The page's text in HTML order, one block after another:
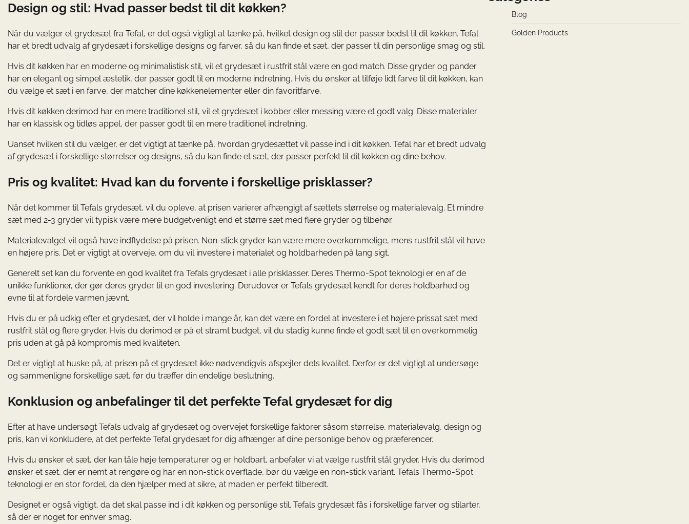
Design og stil: Hvad passer bedst til dit køkken?
Når du vælger et grydesæt fra Tefal, er det også vigtigt at tænke på, hvilket design og stil der passer bedst til dit køkken. Tefal
har et bredt udvalg af grydesæt i forskellige designs og farver, så du kan finde et sæt, der passer til din personlige smag og stil.
Hvis dit køkken har en moderne og minimalistisk stil, vil et grydesæt i rustfrit stål være en god match. Disse gryder og pander
har en elegant og simpel æstetik, der passer godt til en moderne indretning. Hvis du ønsker at tilføje lidt farve til dit køkken, kan
du vælge et sæt i en farve, der matcher dine køkkenelementer eller din favoritfarve.
Hvis dit køkken derimod har en mere traditionel stil, vil et grydesæt i kobber eller messing være et godt valg. Disse materialer
har en klassisk og tidløs appel, der passer godt til en mere traditionel indretning.
Uanset hvilken stil du vælger, er det vigtigt at tænke på, hvordan grydesættet vil passe ind i dit køkken. Tefal har et bredt udvalg
af grydesæt i forskellige størrelser og designs, så du kan finde et sæt, der passer perfekt til dit køkken og dine behov.
Pris og kvalitet: Hvad kan du forvente i forskellige prisklasser?
Når det kommer til Tefals grydesæt, vil du opleve, at prisen varierer afhængigt af sættets størrelse og materialevalg. Et mindre
sæt med 2-3 gryder vil typisk være mere budgetvenligt end et større sæt med flere gryder og tilbehør.
Materialevalget vil også have indflydelse på prisen. Non-stick gryder kan være mere overkommelige, mens rustfrit stål vil have
en højere pris. Det er vigtigt at overveje, om du vil investere i materialet og holdbarheden på lang sigt.
Generelt set kan du forvente en god kvalitet fra Tefals grydesæt i alle prisklasser. Deres Thermo-Spot teknologi er en af de
unikke funktioner, der gør deres gryder til en god investering. Derudover er Tefals grydesæt kendt for deres holdbarhed og
evne til at fordele varmen jævnt.
Hvis du er på udkig efter et grydesæt, der vil holde i mange år, kan det være en fordel at investere i et højere prissat sæt med
rustfrit stål og flere gryder. Hvis du derimod er på et stramt budget, vil du stadig kunne finde et godt sæt til en overkommelig
pris uden at gå på kompromis med kvaliteten.
Det er vigtigt at huske på, at prisen på et grydesæt ikke nødvendigvis afspejler dets kvalitet. Derfor er det vigtigt at undersøge
og sammenligne forskellige sæt, før du træffer din endelige beslutning.
Konklusion og anbefalinger til det perfekte Tefal grydesæt for dig
Efter at have undersøgt Tefals udvalg af grydesæt og overvejet forskellige faktorer såsom størrelse, materialevalg, design og
pris, kan vi konkludere, at det perfekte Tefal grydesæt for dig afhænger af dine personlige behov og præferencer.
Hvis du ønsker et sæt, der kan tåle høje temperaturer og er holdbart, anbefaler vi at vælge rustfrit stål gryder. Hvis du derimod
ønsker et sæt, der er nemt at rengøre og har en non-stick overflade, bør du vælge en non-stick variant. Tefals Thermo-Spot
teknologi er en stor fordel, da den hjælper med at sikre, at maden er perfekt tilberedt.
Designet er også vigtigt, da det skal passe ind i dit køkken og personlige stil. Tefals grydesæt fås i forskellige farver og stilarter,
så der er noget for enhver smag.
Blog
Golden Products